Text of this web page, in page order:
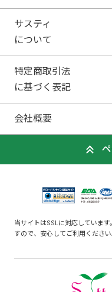
サスティ
について
特定商取引法
に基づく表記
会社概要
当サイトはSSLに対応していま
すので、安心してご利用ください